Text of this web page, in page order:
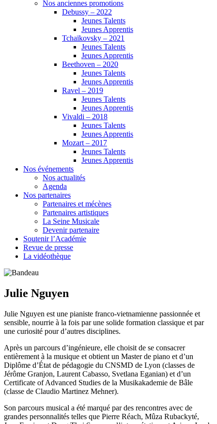
Nos anciennes promotions
Debussy – 2022
Jeunes Talents
Jeunes Apprentis
Tchaïkovsky – 2021
Jeunes Talents
Jeunes Apprentis
Beethoven – 2020
Jeunes Talents
Jeunes Apprentis
Ravel – 2019
Jeunes Talents
Jeunes Apprentis
Vivaldi – 2018
Jeunes Talents
Jeunes Apprentis
Mozart – 2017
Jeunes Talents
Jeunes Apprentis
Nos événements
Nos actualités
Agenda
Nos partenaires
Partenaires et mécènes
Partenaires artistiques
La Seine Musicale
Devenir partenaire
Soutenir l’Académie
Revue de presse
La vidéothèque
Julie Nguyen
Julie Nguyen est une pianiste franco-vietnamienne passionnée et
sensible, nourrie à la fois par une solide formation classique et par
une curiosité pour d’autres disciplines.
Après un parcours d’ingénieure, elle choisit de se consacrer
entièrement à la musique et obtient un Master de piano et d’un
Diplôme d’État de pédagogie du CNSMD de Lyon (classes de
Jérôme Granjon, Laurent Cabasso, Svetlana Eganian) et d’un
Certificate of Advanced Studies de la Musikakademie de Bâle
(classe de Claudio Martinez Mehner).
Son parcours musical a été marqué par des rencontres avec de
grandes personnalités telles que Pierre Réach, Mûza Rubackyté,